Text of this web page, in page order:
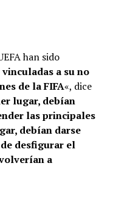
han sido
a su no
de la FIFA«, dice
lugar, debían
las principales
debían darse
desfigurar el
a